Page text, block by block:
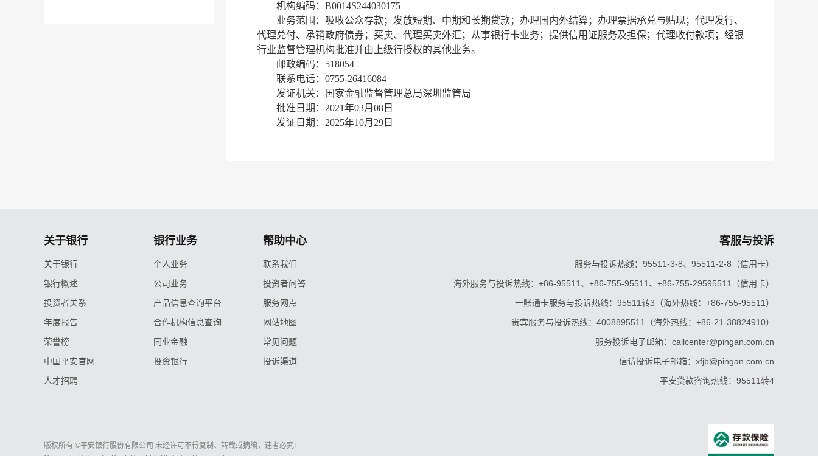
机构编码：B0014S244030175
业务范围： 吸收公众存款；发放短期、中期和长期贷款；办理国内外结算；办理票据承兑与贴现；代理发行、
代理兑付、承销政府债券；买卖、代理买卖外汇；从事银行卡业务；提供信用证服务及担保；代理收付款项；经银
行业监督管理机构批准并由上级行授权的其他业务。
邮政编码：518054
联系电话：0755-26416084
发证机关：国家金融监督管理总局深圳监管局
批准日期：2021年03月08日
发证日期：2025年10月29日
关于银行
关于银行
银行概述
投资者关系
年度报告
荣誉榜
中国平安官网
人才招聘
银行业务
个人业务
公司业务
产品信息查询平台
合作机构信息查询
同业金融
投资银行
帮助中心
联系我们
投资者问答
服务网点
网站地图
常见问题
投诉渠道
客服与投诉
服务与投诉热线：95511-3-8、95511-2-8（信用卡）
海外服务与投诉热线：+86-95511、+86-755-95511、+86-755-29595511（信用卡）
一账通卡服务与投诉热线：95511转3（海外热线：+86-755-95511）
贵宾服务与投诉热线：4008895511（海外热线：+86-21-38824910）
服务投诉电子邮箱：callcenter@pingan.com.cn
信访投诉电子邮箱：xfjb@pingan.com.cn
平安贷款咨询热线：95511转4
版权所有 ©平安银行股份有限公司 未经许可不得复制、转载或摘编，违者必究!